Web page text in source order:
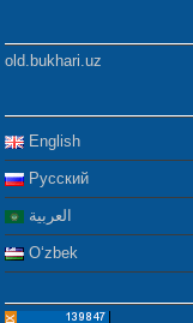
old.bukhari.uz
English
Русский
العربية
Oʻzbek